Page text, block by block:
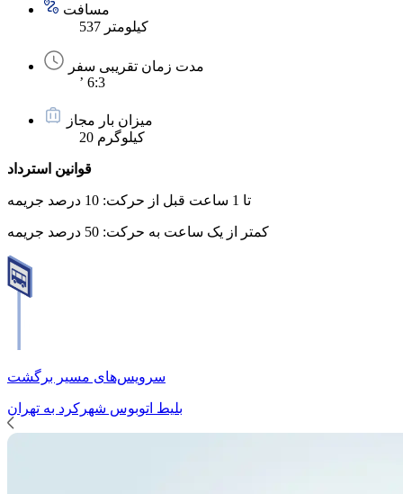
مسافت
537 کیلومتر
مدت زمان تقریبی سفر
’ 6:3
میزان بار مجاز
20 کیلوگرم
قوانین استرداد
تا 1 ساعت قبل از حرکت: 10 درصد جریمه
کمتر از یک ساعت به حرکت: 50 درصد جریمه
سرویس‌های مسیر برگشت
بلیط اتوبوس شهرکرد به تهران